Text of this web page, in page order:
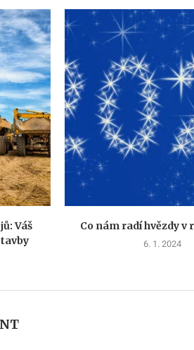
Váš
Co nám radí hvězdy v
6. 1. 2024